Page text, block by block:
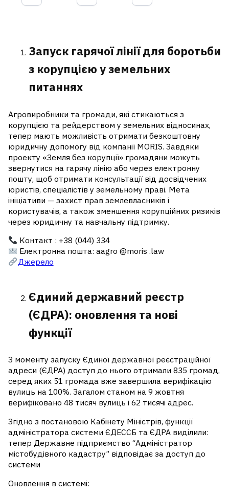
Запуск гарячої лінії для боротьби
з корупцією у земельних
питаннях
Агровиробники та громади, які стикаються з
корупцією та рейдерством у земельних відносинах,
тепер мають можливість отримати безкоштовну
юридичну допомогу від компанії MORIS. Завдяки
проекту «Земля без корупції» громадяни можуть
звернутися на гарячу лінію або через електронну
пошту, щоб отримати консультації від досвідчених
юристів, спеціалістів у земельному праві. Мета
ініціативи — захист прав землевласників і
користувачів, а також зменшення корупційних ризиків
через юридичну та навчальну підтримку.
Контакт : +38 (044) 334
Електронна пошта: аagro @moris .law
Джерело
Єдиний державний реєстр
(ЄДРА): оновлення та нові
функції
З моменту запуску Єдиної державної реєстраційної
адреси (ЄДРА) доступ до нього отримали 835 громад,
серед яких 51 громада вже завершила верифікацію
вулиць на 100%. Загалом станом на 9 жовтня
верифіковано 48 тисяч вулиць і 62 тисячі адрес.
Згідно з постановою Кабінету Міністрів, функції
адміністратора системи ЄДЕССБ та ЄДРА виділили:
тепер Державне підприємство “Адміністратор
містобудівного кадастру” відповідає за доступ до
системи
Оновлення в системі: